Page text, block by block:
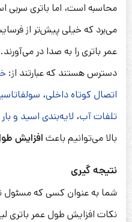
محاسبه است، اما باتری
می‌برد که خیلی پیش‌تر از
عمر باتری را به صدا در
دسترس هستند که عبارتند از:
اتصال کوتاه داخلی،
تلفات آب، لایه‌بندی اسید و
بالا می‌توانیم باعث افزایش
نتیجه گیری
شما به عنوان کسی که مسئول
نکات افزایش طول عمر باتری